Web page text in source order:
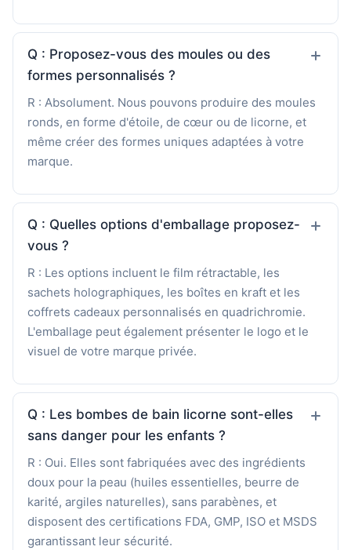
Q : Proposez-vous des moules ou des
formes personnalisés ?
R : Absolument. Nous pouvons produire des moules
ronds, en forme d'étoile, de cœur ou de licorne, et
même créer des formes uniques adaptées à votre
marque.
Q : Quelles options d'emballage proposez-
vous ?
R : Les options incluent le film rétractable, les
sachets holographiques, les boîtes en kraft et les
coffrets cadeaux personnalisés en quadrichromie.
L'emballage peut également présenter le logo et le
visuel de votre marque privée.
Q : Les bombes de bain licorne sont-elles
sans danger pour les enfants ?
R : Oui. Elles sont fabriquées avec des ingrédients
doux pour la peau (huiles essentielles, beurre de
karité, argiles naturelles), sans parabènes, et
disposent des certifications FDA, GMP, ISO et MSDS
garantissant leur sécurité.